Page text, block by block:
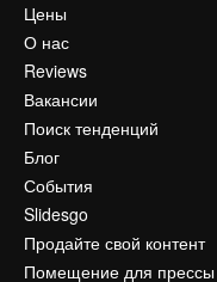
Цены
О нас
Reviews
Вакансии
Поиск тенденций
Блог
События
Slidesgo
Продайте свой контент
Помещение для прессы